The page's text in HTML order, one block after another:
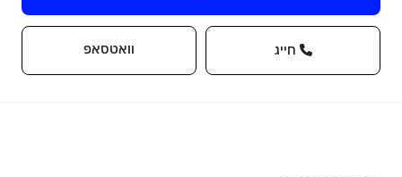
חייג וואטסאפ